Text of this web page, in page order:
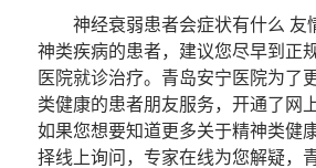
神经衰弱患者会症状有什么 友
神类疾病的患者，建议您尽早到正
医院就诊治疗。青岛安宁医院为了
类健康的患者朋友服务，开通了网
如果您想要知道更多关于精神类健
择线上询问，专家在线为您解疑，